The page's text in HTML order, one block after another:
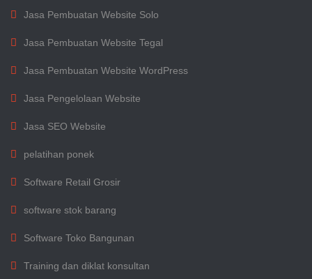
Jasa Pembuatan Website Solo
Jasa Pembuatan Website Tegal
Jasa Pembuatan Website WordPress
Jasa Pengelolaan Website
Jasa SEO Website
pelatihan ponek
Software Retail Grosir
software stok barang
Software Toko Bangunan
Training dan diklat konsultan